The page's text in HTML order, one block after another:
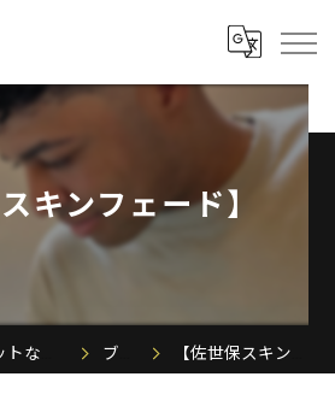
キンフェード】
ブログ 【佐世保スキンフェード】